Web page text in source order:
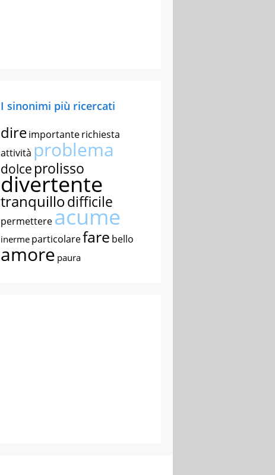
I sinonimi più ricercati
direimportanterichiesta
attività problema
dolce prolisso
divertente
tranquillodifficile
permettereacume
inerme particolarefare bello
amore paura